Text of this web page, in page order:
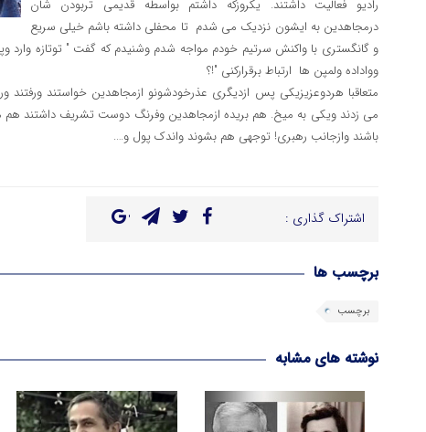
رادیو فعالیت داشتند. یکروزکه داشتم بواسطه قدیمی تربودن شان
درمجاهدین به ایشون نزدیک می شدم تا محفلی داشته باشم خیلی سریع
و گانگستری با واکنش سرتیم خودم مواجه شدم وشنیدم که گفت " توتازه
وواداده ولمپن ها ارتباط برقرارکنی "!؟
متعاقبا هردوعزیزیکی پس ازدیگری عذرخودشونو ازمجاهدین خواستند ورفتند
می زدند ویکی به میخ. هم بریده ازمجاهدین وفرنگ دوست تشریف داشتند هم
باشند وازجانب رهبری! توجهی هم بشوند واندک پول و….
اشتراک گذاری :
برچسب ها
برچسب
نوشته های مشابه